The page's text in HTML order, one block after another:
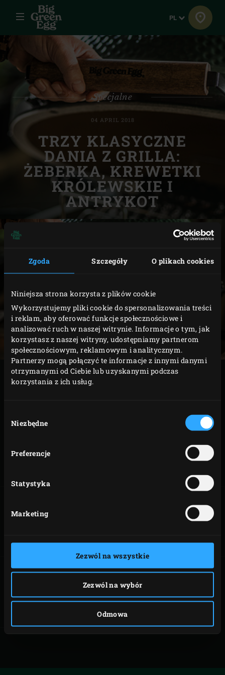
Zgoda Szczegóły O plikach cookies
Niniejsza strona korzysta z plików cookie
Wykorzystujemy pliki cookie do spersonalizowania treści
i reklam, aby oferować funkcje społecznościowe i
analizować ruch w naszej witrynie. Informacje o tym, jak
korzystasz z naszej witryny, udostępniamy partnerom
społecznościowym, reklamowym i analitycznym.
Partnerzy mogą połączyć te informacje z innymi danymi
otrzymanymi od Ciebie lub uzyskanymi podczas
korzystania z ich usług.
zgody
Niezbędne
Preferencje
Statystyka
Marketing
Zezwól na wszystkie
Zezwól na wybór
Odmowa
Menu Język
PL
Specjalne
04 APRIL 2018
TRZY KLASYCZNE
DANIA Z GRILLA:
ŻEBERKA, KREWETKI
KRÓLEWSKIE I
ANTRYKOT
Tradycyjne klasyczne dania barbecue można z łatwością
przygotować w Big Green Eggu. Co powiesz na słodkie,
smaczne krewetki królewskie? A może soczysty, solidny
antrykot przyrządzony metodą odwróconego smażenia,
aby uzyskać idealny rezultat? Zainspiruj się powrotem do
najbardziej znanych przepisów i ciesz się niezrównanymi
ŻEBERKA GRILLOWANE
SAŁATKĄ Z
JARMUŻU